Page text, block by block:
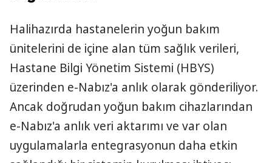
Halihazırda hastanelerin yoğun bakım
ünitelerini de içine alan tüm sağlık verileri,
Hastane Bilgi Yönetim Sistemi (HBYS)
üzerinden e-Nabız'a anlık olarak gönderiliyor.
Ancak doğrudan yoğun bakım cihazlarından
e-Nabız'a anlık veri aktarımı ve var olan
uygulamalarla entegrasyonun daha etkin